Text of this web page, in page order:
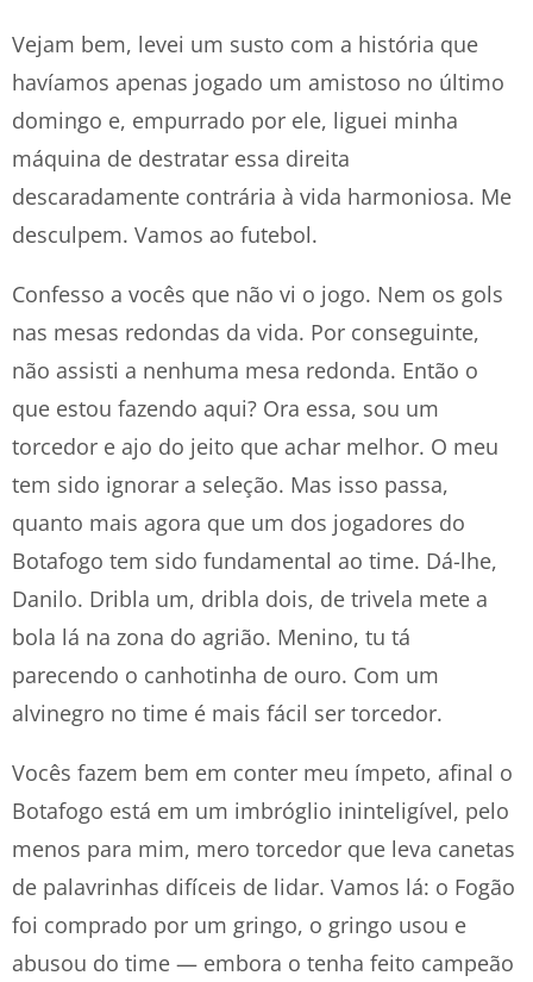
Vejam bem, levei um susto com a história que
havíamos apenas jogado um amistoso no último
domingo e, empurrado por ele, liguei minha
máquina de destratar essa direita
descaradamente contrária à vida harmoniosa. Me
desculpem. Vamos ao futebol.
Confesso a vocês que não vi o jogo. Nem os gols
nas mesas redondas da vida. Por conseguinte,
não assisti a nenhuma mesa redonda. Então o
que estou fazendo aqui? Ora essa, sou um
torcedor e ajo do jeito que achar melhor. O meu
tem sido ignorar a seleção. Mas isso passa,
quanto mais agora que um dos jogadores do
Botafogo tem sido fundamental ao time. Dá-lhe,
Danilo. Dribla um, dribla dois, de trivela mete a
bola lá na zona do agrião. Menino, tu tá
parecendo o canhotinha de ouro. Com um
alvinegro no time é mais fácil ser torcedor.
Vocês fazem bem em conter meu ímpeto, afinal o
Botafogo está em um imbróglio ininteligível, pelo
menos para mim, mero torcedor que leva canetas
de palavrinhas difíceis de lidar. Vamos lá: o Fogão
foi comprado por um gringo, o gringo usou e
abusou do time — embora o tenha feito campeão